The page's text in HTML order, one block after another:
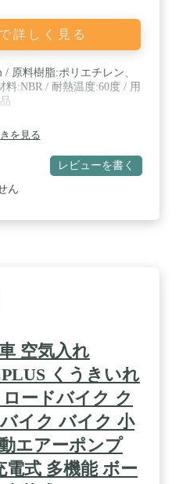
電式にはプール/ゴムボー
ル/真空圧縮袋などに最適
は、キャンプ時に炎を激し
たりすることができます。
ドアに利用だけでなく、日
縮袋に空気を抜くことがで
、カーエアコンの吹出口、
プリント回路基板、電子機
、ドアの敷居等の様々な場
ブル 】この圧縮袋 ポンプ
持つことができるサイズで
とができます。ご家庭だけ
躍します。ご購入後12ヶ月
おりますので、万が一、商
ましたら、「注文履歴」
のテスト結果により、エア
作動すると、過熱保護機能
停止します。長時間に連続
めです。 2.長期間使用して
プを定期的に（約1ヶ月に1
で、製品の寿命を延ばすこ
する時には、フル充電する
詳しく見る
/ 原料樹脂:ポリエチレン、
料:NBR / 耐熱温度:60度 / 用
を見る
レビューを書く
ん
空気入れ
くうきいれ
ードバイク ク
イク バイク 小
エアーポンプ
電式 多機能 ボー